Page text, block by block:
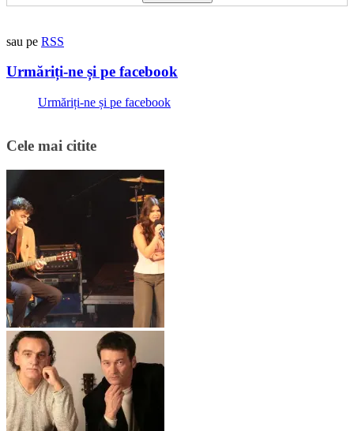
sau pe RSS
Urmăriți-ne și pe facebook
Urmăriți-ne și pe facebook
Cele mai citite